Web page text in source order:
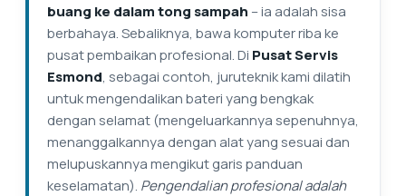
buang ke dalam tong sampah – ia adalah sisa
berbahaya. Sebaliknya, bawa komputer riba ke
pusat pembaikan profesional. Di Pusat Servis
Esmond, sebagai contoh, juruteknik kami dilatih
untuk mengendalikan bateri yang bengkak
dengan selamat (mengeluarkannya sepenuhnya,
menanggalkannya dengan alat yang sesuai dan
melupuskannya mengikut garis panduan
keselamatan). Pengendalian profesional adalah